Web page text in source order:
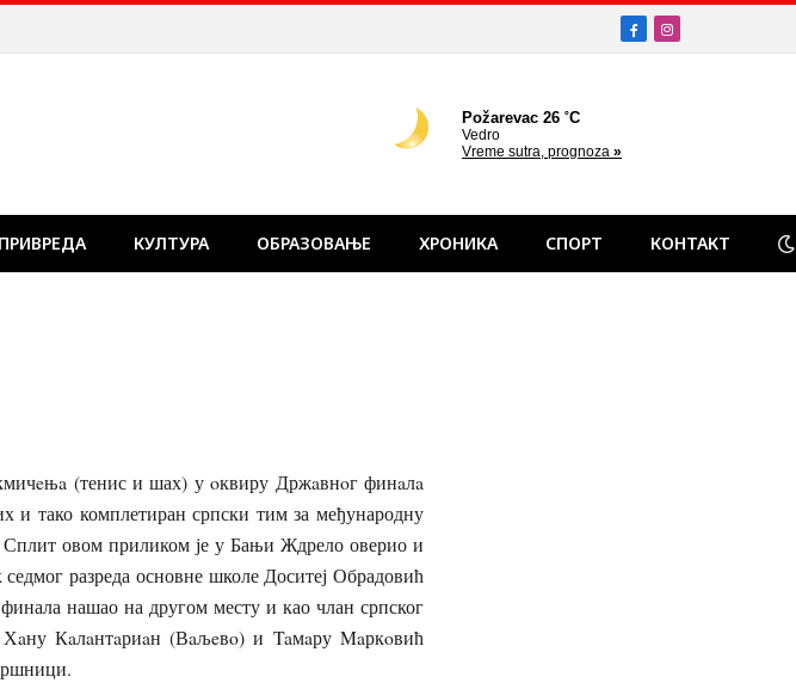
FacebookInstagram
КУЛТУРА ОБРАЗОВАЊЕ ХРОНИКА СПОРТ КОНТАКТ
(тенис и шах) у oквиру Држaвнoг финaлa
и тако комплетиран српски тим за међународну
овом приликом је у Бањи Ждрело оверио и
разреда основне школе Доситеј Обрадовић
нашао на другом месту и као члан српског
Кaлaнтaриaн (Вaљeвo) и Taмaру Maркoвић